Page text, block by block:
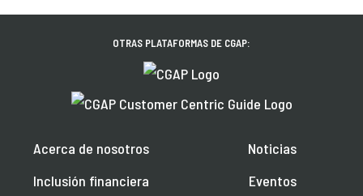
OTRAS PLATAFORMAS DE CGAP:
Acerca de nosotros
Inclusión financiera
Noticias
Eventos